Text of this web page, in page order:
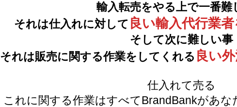
輸入転売をやる上で一番難
それは仕入れに対して 良い輸入代行業
そして次に難しい事
それは販売に関する作業をしてくれる 良い
仕入れて売る
これに関する作業はすべてBrandBankがあな